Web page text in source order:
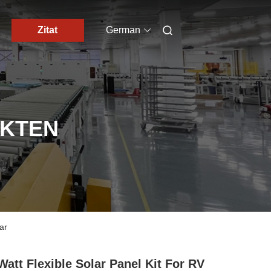
Zitat German
Flexible Solar Panel Kit For RV